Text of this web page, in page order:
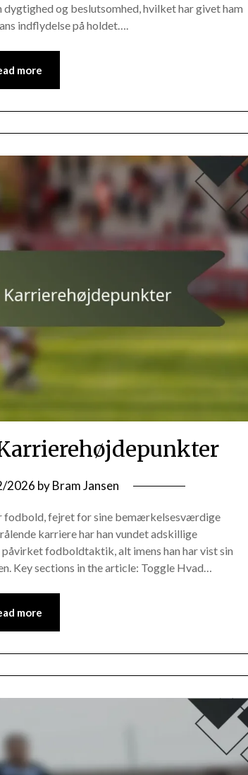
og beslutsomhed, hvilket har givet ham
indflydelse på holdet….
more
2026 byBram Jansen
fodbold, fejret for sine bemærkelsesværdige
karriere har han vundet adskillige
fodboldtaktik, alt imens han har vist sin
Key sections in the article: Toggle Hvad…
more